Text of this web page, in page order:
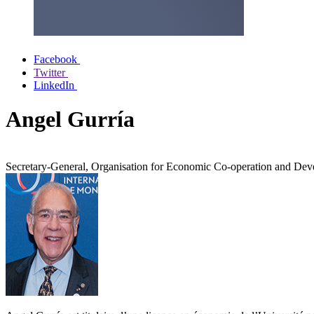
Facebook
Twitter
LinkedIn
Angel Gurría
Secretary-General, Organisation for Economic Co-operation and